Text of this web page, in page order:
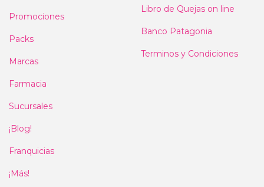
Promociones
Packs
Marcas
Farmacia
Sucursales
¡Blog!
Franquicias
¡Más!
Libro de Quejas on line
Banco Patagonia
Terminos y Condiciones